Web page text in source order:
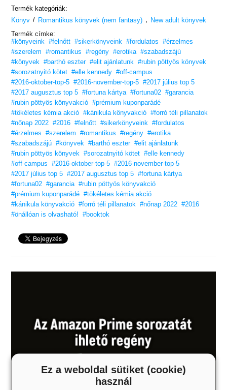
legyen, de a zuhanó tanulmányi eredménye miatt mindent
elveszíthet, amiért eddig olyan keményen dolgozott. Ha a csapatban
maradás ára, hogy segít egy cinikus csajnak féltékennyé tenni egy
szexébe torkollik, Garrett hirtelen ráébred, hogy a szerep, amit
játszik, nem neki való. Most már csak Hannah-t kell meggyőznie
arról, hogy a fiú, akire vágyik, nem más, mintő maga.
Termék kategóriák:
Könyv / Romantikus könyvek (nem fantasy) , New adult könyvek
Termék címke:
#könyveink
#felnőtt #sikerkönyveink #fordulatos
#érzelmes
#szerelem
#romantikus #regény #erotika #szabadszájú
#könyvek
#barthó eszter #elit ajánlatunk
#rubin pöttyös könyvek
#sorozatnyitó kötet #elle kennedy #off-campus
#2016-oktober-top-5 #2016-november-top-5 #2017 július top 5
#2017 augusztus top 5 #fortuna kártya #fortuna02 #garancia
#rubin pöttyös könyvakció #prémium kuponparádé
#tökéletes kémia akció #kánikula könyvakció #forró téli pillanatok
#nőnap 2022 #2016 #felnőtt #sikerkönyveink
#fordulatos
#érzelmes
#szerelem #romantikus #regény #erotika
#szabadszájú #könyvek #barthó eszter #elit ajánlatunk
#rubin pöttyös könyvek
#sorozatnyitó kötet #elle kennedy
#off-campus
#2016-oktober-top-5 #2016-november-top-5
#2017 július top 5 #2017 augusztus top 5 #fortuna kártya
#fortuna02 #garancia #rubin pöttyös könyvakció
#prémium kuponparádé #tökéletes kémia akció
#kánikula könyvakció #forró téli pillanatok #nőnap 2022 #2016
#önállóan is olvasható!
#booktok
Ez a weboldal sütiket (cookie)
használ